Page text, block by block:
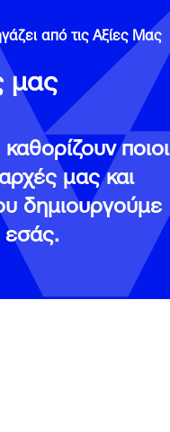
από τις Αξίες Μας
μας
ποιοι
μας και
δημιουργούμε
εσάς.